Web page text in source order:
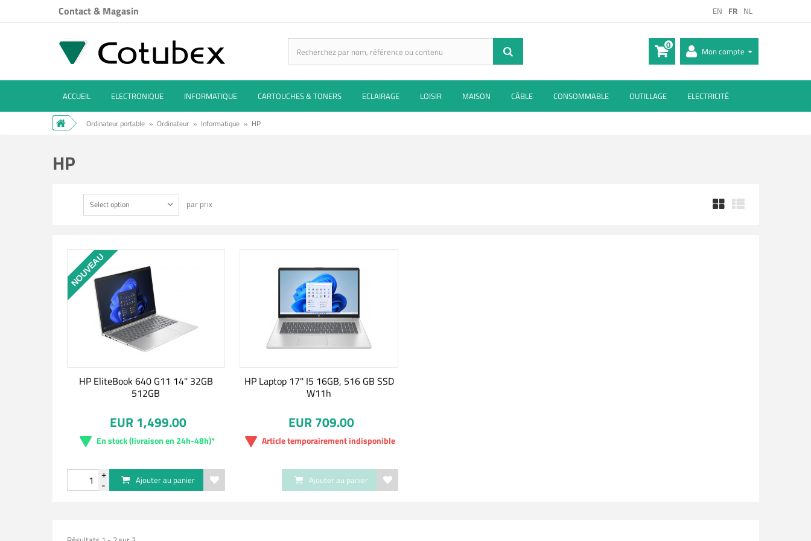
EN FR NL
Contact & Magasin
Mon compte
0
ACCUEIL ELECTRONIQUE INFORMATIQUE CARTOUCHES & TONERS ECLAIRAGE LOISIR MAISON CÂBLE CONSOMMABLE OUTILLAGE ELECTRICITÉ
Ordinateur portable » Ordinateur » Informatique » HP
HP
Select option par prix
NOUVEAU
HP EliteBook 640 G11 14'' 32GB
512GB
EUR 1,499.00
En stock (livraison en 24h-48h)*
Ajouter au panier
HP Laptop 17'' I5 16GB, 516 GB SSD
W11h
EUR 709.00
Article temporairement indisponible
Ajouter au panier